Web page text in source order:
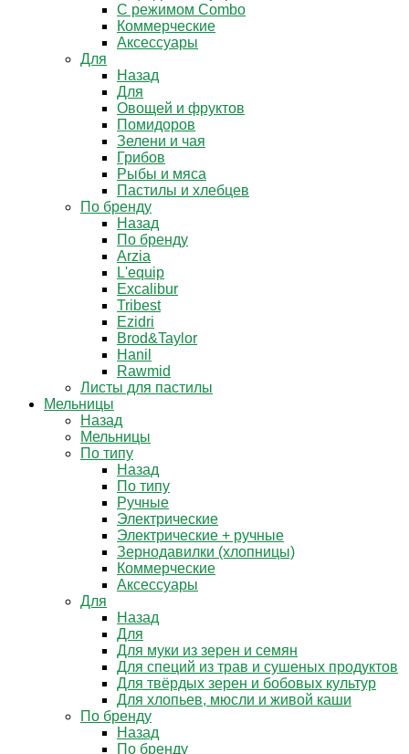
С режимом Combo
Коммерческие
Аксессуары
Для
Назад
Для
Овощей и фруктов
Помидоров
Зелени и чая
Грибов
Рыбы и мяса
Пастилы и хлебцев
По бренду
Назад
По бренду
Arzia
L'equip
Excalibur
Tribest
Ezidri
Brod&Taylor
Hanil
Rawmid
Листы для пастилы
Мельницы
Назад
Мельницы
По типу
Назад
По типу
Ручные
Электрические
Электрические + ручные
Зернодавилки (хлопницы)
Коммерческие
Аксессуары
Для
Назад
Для
Для муки из зерен и семян
Для специй из трав и сушеных продуктов
Для твёрдых зерен и бобовых культур
Для хлопьев, мюсли и живой каши
По бренду
Назад
По бренду